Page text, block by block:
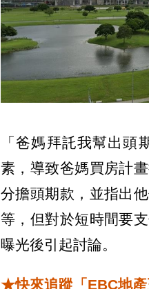
「爸媽拜託我幫出頭
素，導致爸媽買房計
分擔頭期款，並指出
等，但對於短時間要
曝光後引起討論。
★快來追蹤「EBC地